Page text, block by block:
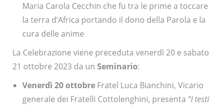
Maria Carola Cecchin che fu tra le prime a toccare
la terra d’Africa portando il dono della Parola e la
cura delle anime
La Celebrazione viene preceduta venerdì 20 e sabato
21 ottobre 2023 da un Seminario:
Venerdì 20 ottobre Fratel Luca Bianchini, Vicario
generale dei Fratelli Cottolenghini, presenta “I testi